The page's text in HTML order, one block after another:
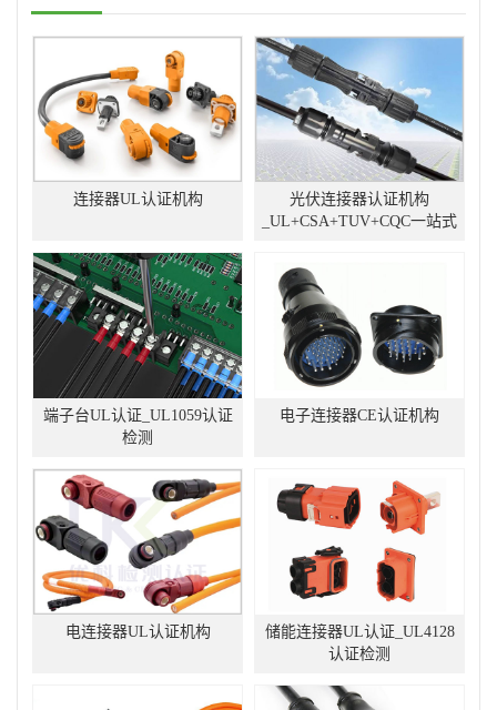
连接器UL认证机构
光伏连接器认证机构
_UL+CSA+TUV+CQC一站式
端子台UL认证_UL1059认证
检测
电子连接器CE认证机构
电连接器UL认证机构
储能连接器UL认证_UL4128
认证检测